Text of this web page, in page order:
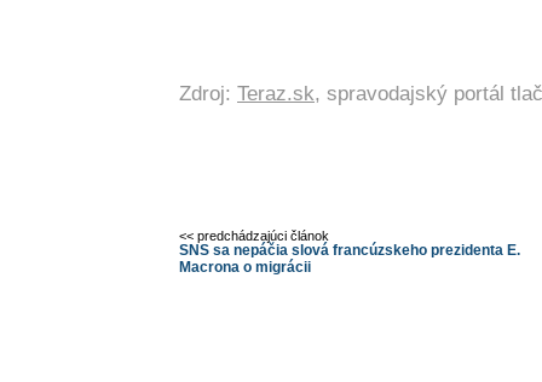
Zdroj: Teraz.sk, spravodajský portál
<< predchádzajúci článok
SNS sa nepáčia slová francúzskeho prezidenta E.
Macrona o migrácii